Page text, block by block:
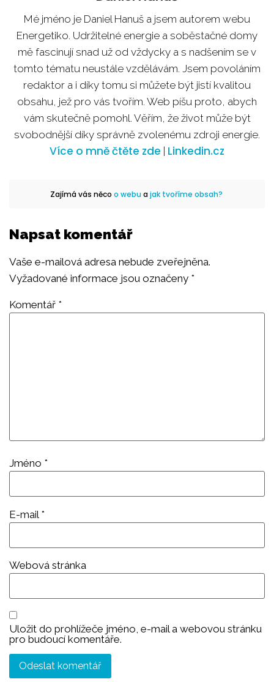
Mé jméno je Daniel Hanuš a jsem autorem webu
Energetiko. Udržitelné energie a soběstačné domy
mě fascinují snad už od vždycky a s nadšením se v
tomto tématu neustále vzdělávám. Jsem povoláním
redaktor a i díky tomu si můžete být jistí kvalitou
obsahu, jež pro vás tvořím. Web píšu proto, abych
vám skutečně pomohl. Věřím, že život může být
svobodnější díky správně zvolenému zdroji energie.
Více o mně čtěte zde | Linkedin.cz
Zajímá vás něco o webuajak tvoříme obsah?
Napsat komentář
Vaše e-mailová adresa nebude zveřejněna.
Vyžadované informace jsou označeny *
Komentář *
Jméno *
E-mail *
Webová stránka
Uložit do prohlížeče jméno, e-mail a webovou stránku
pro budoucí komentáře.